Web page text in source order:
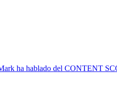
ha hablado del CONTENT